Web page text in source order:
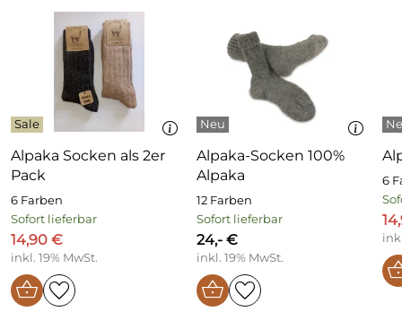
Alpaka Socken als 2er
Pack
6 Farben
Sofort lieferbar
14,90 €
inkl. 19% MwSt.
Alpaka-Socken 100%
Alpaka
12 Farben
Sofort lieferbar
24,- €
inkl. 19% MwSt.
6